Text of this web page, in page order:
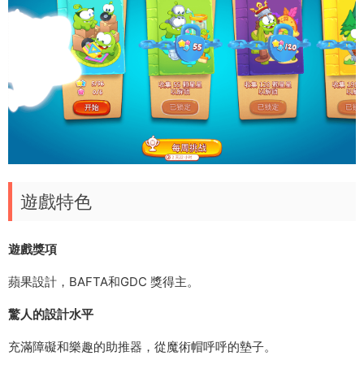
遊戲特色
遊戲獎項
蘋果設計，BAFTA和GDC 獎得主。
驚人的設計水平
充滿障礙和樂趣的助推器，從魔術帽呼呼的墊子。